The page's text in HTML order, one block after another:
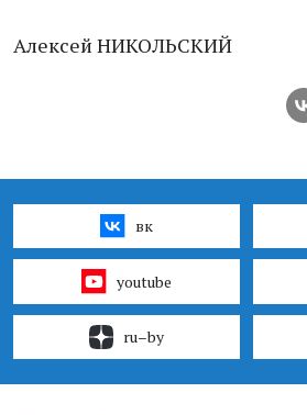
Алексей НИКОЛЬСКИЙ
вк
youtube
ru–by